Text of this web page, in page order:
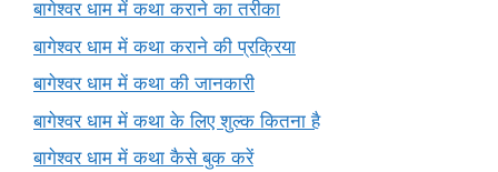
बागेश्वर धाम में कथा कराने का तरीका
बागेश्वर धाम में कथा कराने की प्रक्रिया
बागेश्वर धाम में कथा की जानकारी
बागेश्वर धाम में कथा के लिए शुल्क कितना है
बागेश्वर धाम में कथा कैसे बुक करें